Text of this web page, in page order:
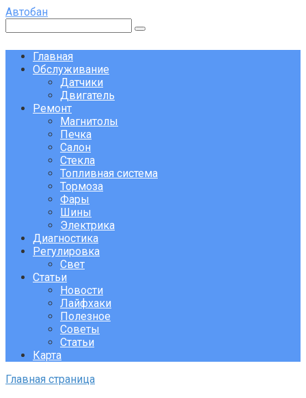
Перейти
контенту
Автобан
Главная
Обслуживание
Датчики
Двигатель
Ремонт
Магнитолы
Печка
Салон
Стекла
Топливная система
Тормоза
Фары
Шины
Электрика
Диагностика
Регулировка
Свет
Статьи
Новости
Лайфхаки
Полезное
Советы
Статьи
Карта
Главная страница